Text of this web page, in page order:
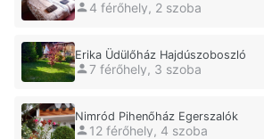
4 férőhely, 2 szoba
Erika Üdülőház Hajdúszoboszló
7 férőhely, 3 szoba
Nimród Pihenőház Egerszalók
12 férőhely, 4 szoba